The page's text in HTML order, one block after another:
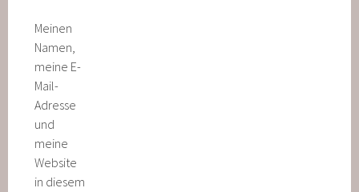
Meinen
Namen,
meine E-
Mail-
Adresse
und
meine
Website
in diesem